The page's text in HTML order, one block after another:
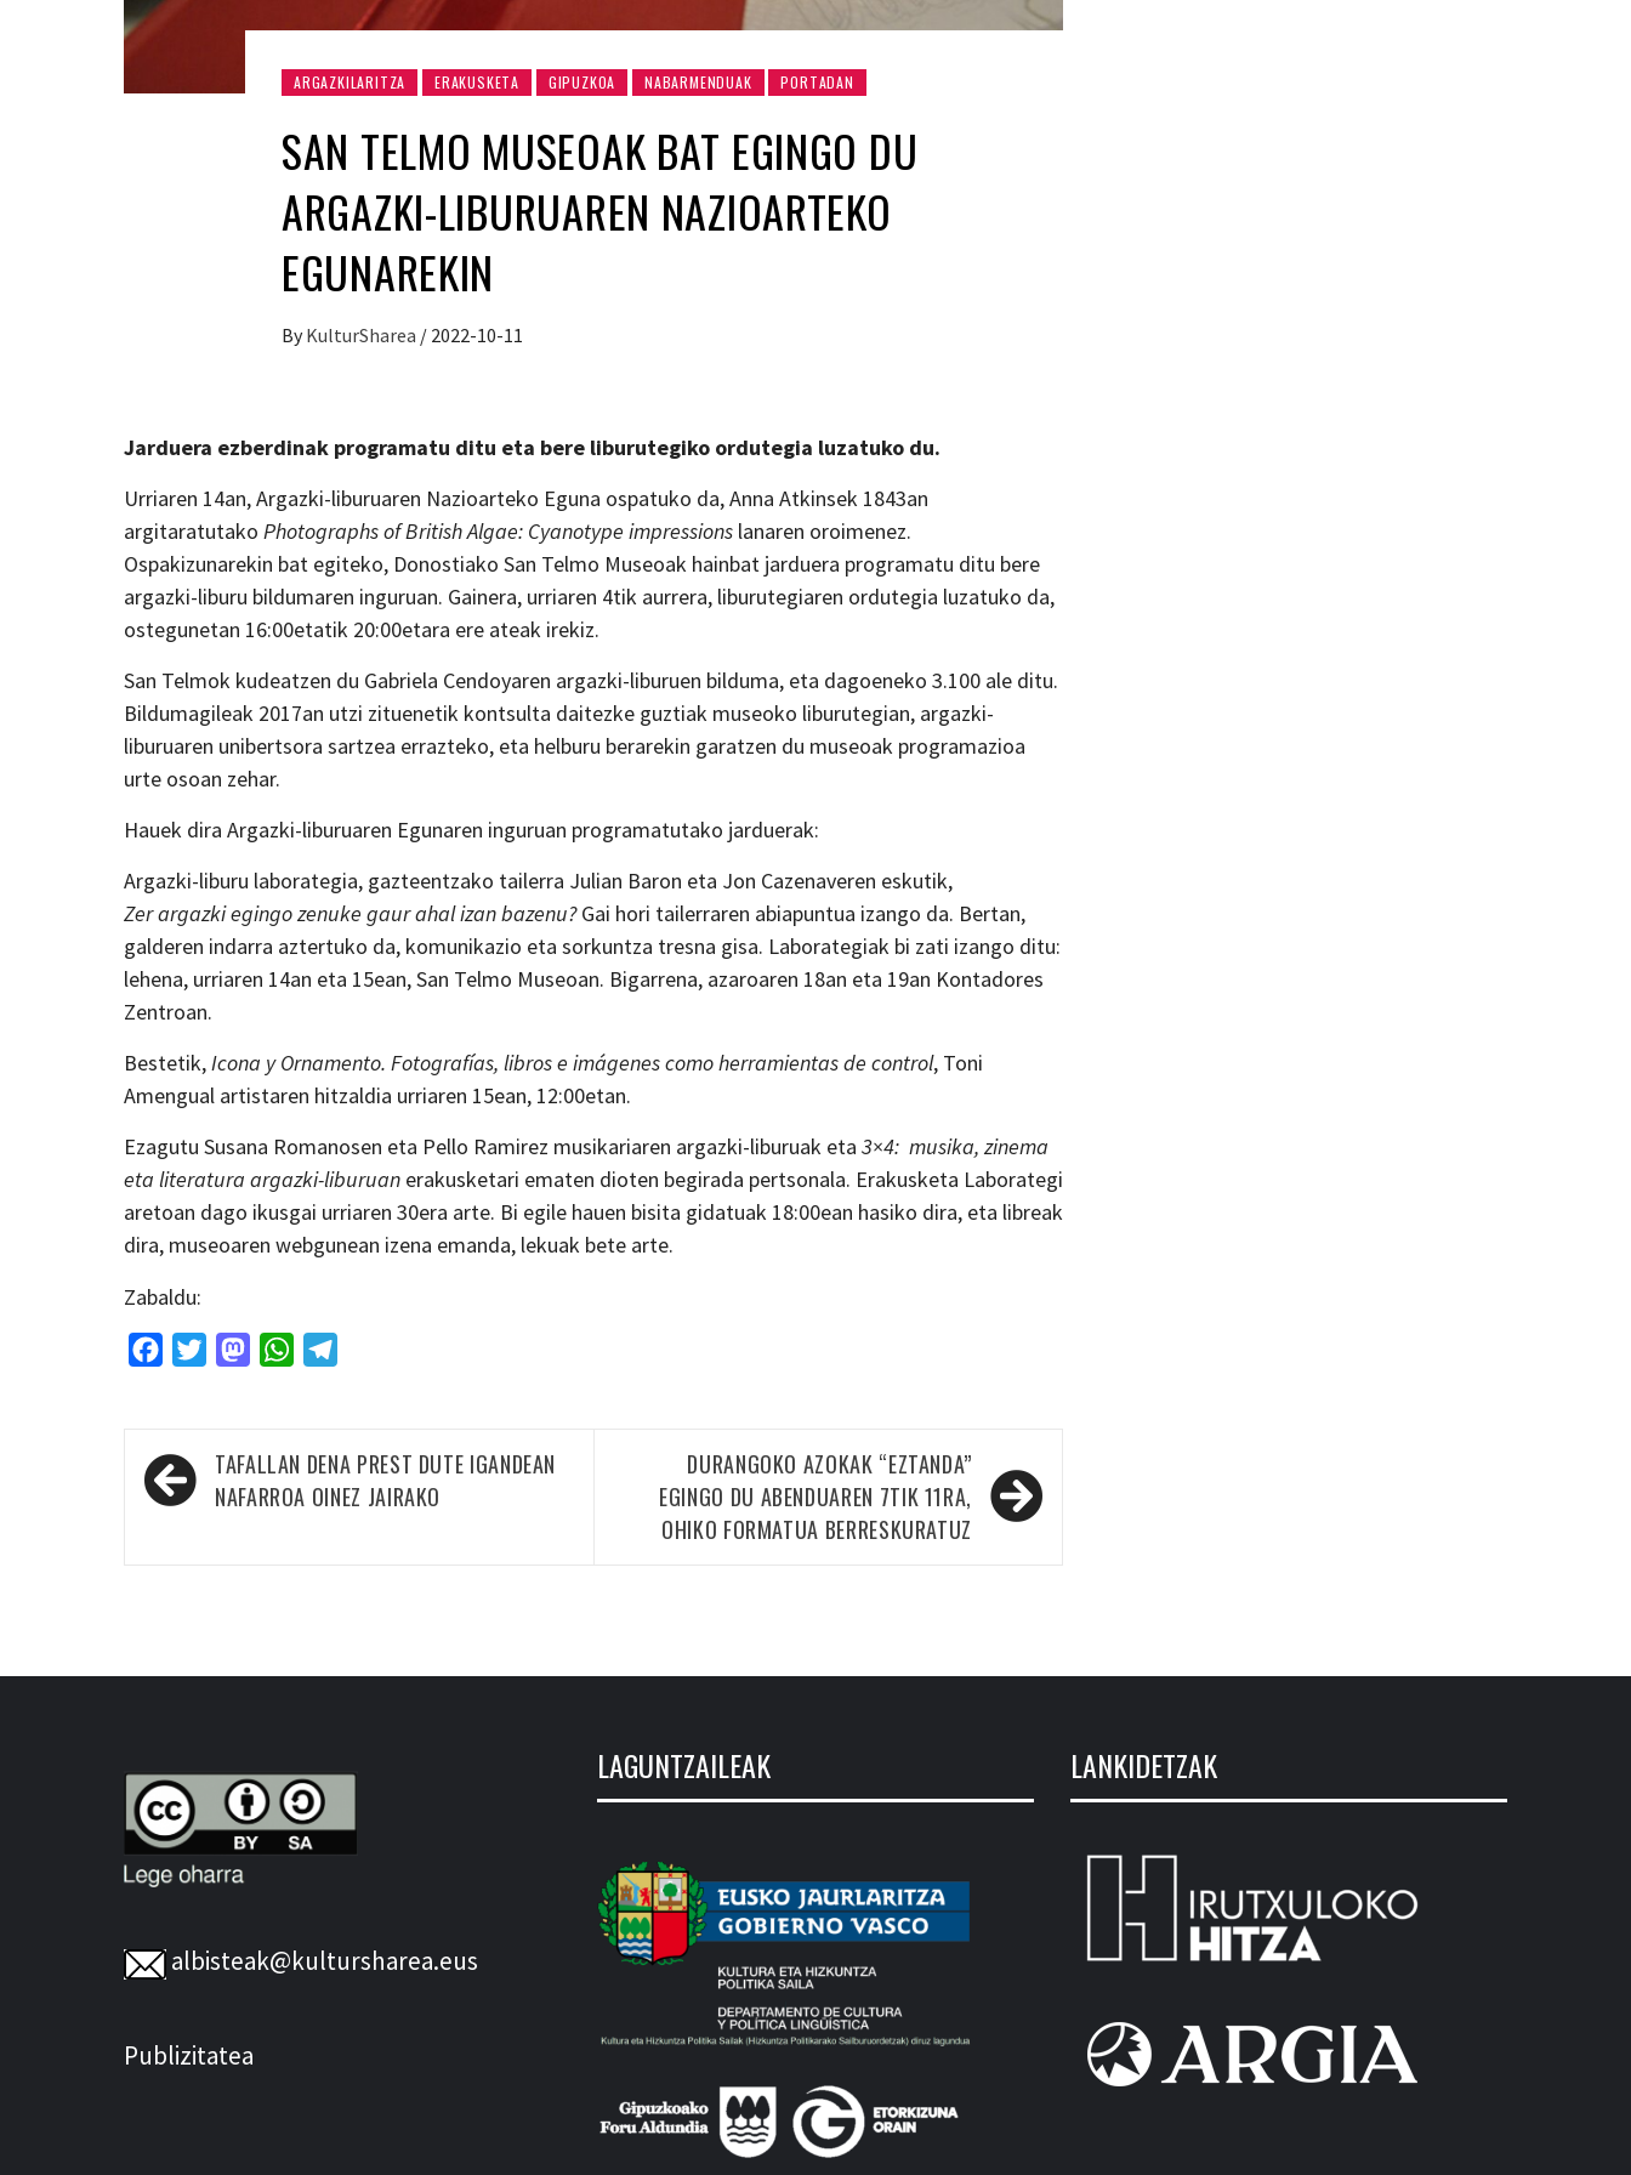
ARGAZKILARITZA ERAKUSKETA GIPUZKOA NABARMENDUAK PORTADAN
SAN TELMO MUSEOAK BAT EGINGO DU
ARGAZKI-LIBURUAREN NAZIOARTEKO
EGUNAREKIN
By KulturSharea / 2022-10-11
Jarduera ezberdinak programatu ditu eta bere liburutegiko ordutegia luzatuko du.
Urriaren 14an, Argazki-liburuaren Nazioarteko Eguna ospatuko da, Anna Atkinsek 1843an
argitaratutako Photographs of British Algae: Cyanotype impressions lanaren oroimenez.
Ospakizunarekin bat egiteko, Donostiako San Telmo Museoak hainbat jarduera programatu ditu bere
argazki-liburu bildumaren inguruan. Gainera, urriaren 4tik aurrera, liburutegiaren ordutegia luzatuko da,
ostegunetan 16:00etatik 20:00etara ere ateak irekiz.
San Telmok kudeatzen du Gabriela Cendoyaren argazki-liburuen bilduma, eta dagoeneko 3.100 ale ditu.
Bildumagileak 2017an utzi zituenetik kontsulta daitezke guztiak museoko liburutegian, argazki-
liburuaren unibertsora sartzea errazteko, eta helburu berarekin garatzen du museoak programazioa
urte osoan zehar.
Hauek dira Argazki-liburuaren Egunaren inguruan programatutako jarduerak:
Argazki-liburu laborategia, gazteentzako tailerra Julian Baron eta Jon Cazenaveren eskutik,
Zer argazki egingo zenuke gaur ahal izan bazenu?Gai hori tailerraren abiapuntua izango da. Bertan,
galderen indarra aztertuko da, komunikazio eta sorkuntza tresna gisa. Laborategiak bi zati izango ditu:
lehena, urriaren 14an eta 15ean, San Telmo Museoan. Bigarrena, azaroaren 18an eta 19an Kontadores
Zentroan.
Bestetik,Icona y Ornamento. Fotografías, libros e imágenes como herramientas de control, Toni
Amengual artistaren hitzaldia urriaren 15ean, 12:00etan.
Ezagutu Susana Romanosen eta Pello Ramirez musikariaren argazki-liburuak eta 3×4: musika, zinema
eta literatura argazki-liburuan erakusketari ematen dioten begirada pertsonala. Erakusketa Laborategi
aretoan dago ikusgai urriaren 30era arte. Bi egile hauen bisita gidatuak 18:00ean hasiko dira, eta libreak
dira, museoaren webgunean izena emanda, lekuak bete arte.
Zabaldu:
FacebookTwitterMastodonWhatsApp
Bidalketetan
zehar
TAFALLAN DENA PREST DUTE IGANDEAN
NAFARROA OINEZ JAIRAKO
DURANGOKO AZOKAK “EZTANDA”
EGINGO DU ABENDUAREN 7TIK 11RA,
OHIKO FORMATUA BERRESKURATUZ
albisteak@kultursharea.eus
Publizitatea
LAGUNTZAILEAK LANKIDETZAK